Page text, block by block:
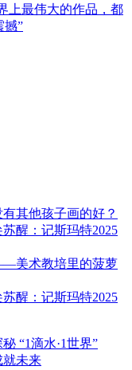
上最伟大的作品，都
撼”
其他孩子画的好？
醒：记斯玛特2025
美术教培里的菠萝
醒：记斯玛特2025
“1滴水·1世界”
就未来